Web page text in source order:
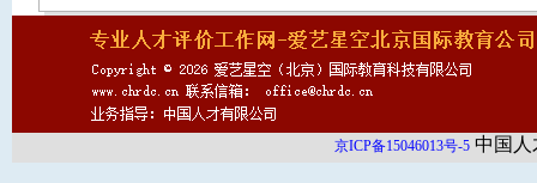
京ICP备15046013号-5 中国人